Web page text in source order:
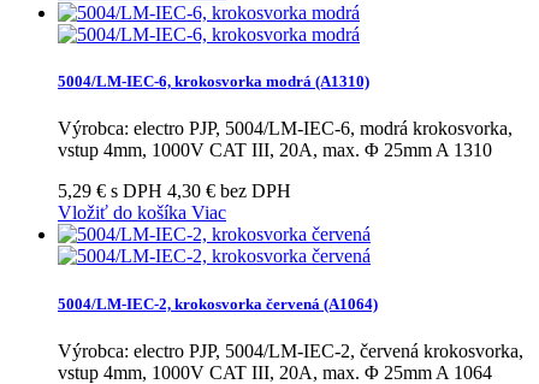
5004/LM-IEC-6, krokosvorka modrá (A1310)
Výrobca: electro PJP, 5004/LM-IEC-6, modrá krokosvorka,
vstup 4mm, 1000V CAT III, 20A, max. Φ 25mm A 1310
5,29 € s DPH 4,30 € bez DPH
Vložiť do košíka Viac
5004/LM-IEC-2, krokosvorka červená (A1064)
Výrobca: electro PJP, 5004/LM-IEC-2, červená krokosvorka,
vstup 4mm, 1000V CAT III, 20A, max. Φ 25mm A 1064